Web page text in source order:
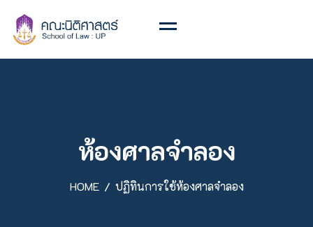
ห้องศาลจำลอง
HOME ปฏิทินการใช้ห้องศาลจำลอง